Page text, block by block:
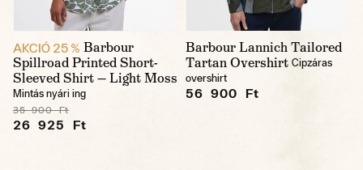
AKCIÓ 25 % Barbour
Spillroad Printed Short-
Sleeved Shirt — Light Moss
Mintás nyári ing
35 900 Ft
26 925 Ft
Barbour Lannich Tailored
Tartan Overshirt Cipzáras
overshirt
56 900 Ft